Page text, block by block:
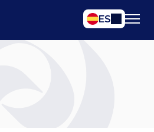
Select Language
ES